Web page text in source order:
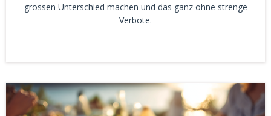
grossen Unterschied machen und das ganz ohne strenge
Verbote.